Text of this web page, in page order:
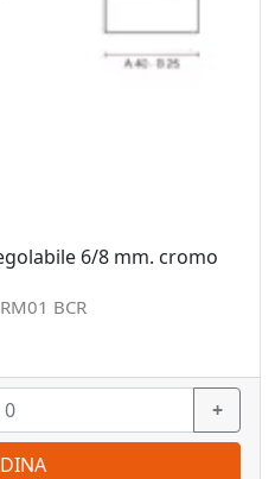
6/8 mm. cromo
RM01 BCR
+